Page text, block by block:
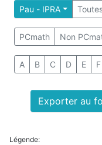
Pau - IPRA
PCmath Non
A B C D E F
Exporter au
Légende: